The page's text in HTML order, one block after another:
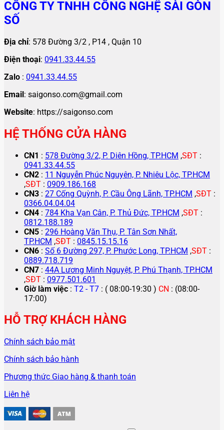
CÔNG TY TNHH CÔNG NGHỆ SÀI GÒN
SỐ
Địa chỉ: 578 Đường 3/2 , P14 , Quận 10
Điện thoại: 0941.33.44.55
Zalo : 0941.33.44.55
Email: saigonso.com@gmail.com
Website: https://saigonso.com
HỆ THỐNG CỬA HÀNG
CN1 : 578 Đường 3/2, P. Diên Hồng, TP.HCM ,SĐT :
0941.33.44.55
CN2 : 11 Nguyễn Phúc Nguyên, P. Nhiêu Lộc, TP.HCM
,SĐT : 0909.186.168
CN3 : 27 Cống Quỳnh, P. Cầu Ông Lãnh, TP.HCM ,SĐT :
0366.04.04.04
CN4 : 784 Kha Vạn Cân, P. Thủ Đức, TP.HCM ,SĐT :
0812.188.189
CN5 : 296 Hoàng Văn Thụ, P. Tân Sơn Nhất,
TP.HCM ,SĐT : 0845.15.15.16
CN6 : Số 6 Đường 297, P. Phước Long, TP.HCM ,SĐT :
0889.718.719
CN7 : 44A Lương Minh Nguyệt, P. Phú Thạnh, TP.HCM
,SĐT : 0977.501.601
Giờ làm việc : T2 - T7 : ( 08:00-19:30 ) CN : (08:00-
17:00)
HỖ TRỢ KHÁCH HÀNG
Chính sách bảo mật
Chính sách bảo hành
Phương thức Giao hàng & thanh toán
Liên hệ